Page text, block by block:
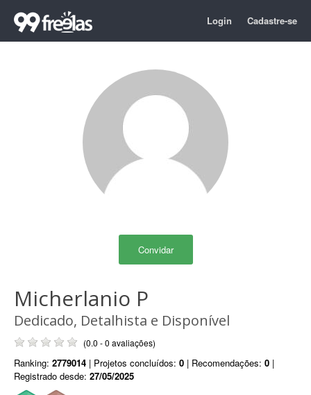
Login Cadastre-se
Convidar
Micherlanio P
Dedicado, Detalhista e Disponível
(0.0 - 0 avaliações)
Ranking: 2779014 | Projetos concluídos: 0 | Recomendações: 0 |
Registrado desde: 27/05/2025